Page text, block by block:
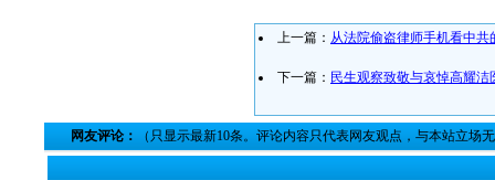
上一篇： 从法院偷盗律师手机看中共
下一篇： 民生观察致敬与哀悼高耀洁
网友评论： （只显示最新10条。评论内容只代表网友观点，与本站立场